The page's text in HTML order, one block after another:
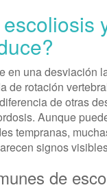
en una desviación
de rotación
de otras
Aunque
tempranas,
signos
de